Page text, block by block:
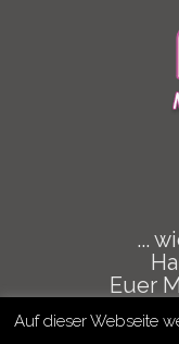
...
Euer
Auf dieser Webseite